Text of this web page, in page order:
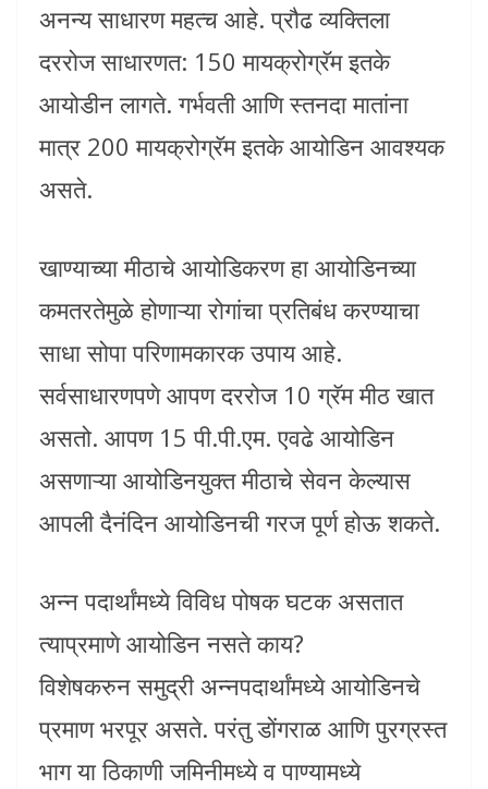
अनन्य साधारण महत्च आहे. प्रौढ व्यक्तिला
दररोज साधारणत: 150 मायक्रोग्रॅम इतके
आयोडीन लागते. गर्भवती आणि स्तनदा मातांना
मात्र 200 मायक्रोग्रॅम इतके आयोडिन आवश्यक
असते.
खाण्याच्या मीठाचे आयोडिकरण हा आयोडिनच्या
कमतरतेमुळे होणाऱ्या रोगांचा प्रतिबंध करण्याचा
साधा सोपा परिणामकारक उपाय आहे.
सर्वसाधारणपणे आपण दररोज 10 ग्रॅम मीठ खात
असतो. आपण 15 पी.पी.एम. एवढे आयोडिन
असणाऱ्या आयोडिनयुक्त मीठाचे सेवन केल्यास
आपली दैनंदिन आयोडिनची गरज पूर्ण होऊ शकते.
अन्न पदार्थांमध्ये विविध पोषक घटक असतात
त्याप्रमाणे आयोडिन नसते काय?
विशेषकरुन समुद्री अन्नपदार्थांमध्ये आयोडिनचे
प्रमाण भरपूर असते. परंतु डोंगराळ आणि पुरग्रस्त
भाग या ठिकाणी जमिनीमध्ये व पाण्यामध्ये